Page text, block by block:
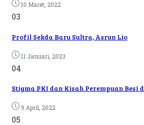
10 Maret, 2022
03
Profil Sekda Baru Sultra, Asrun Lio
11 Januari, 2023
04
Stigma PKI dan Kisah Perempuan Besi
9 April, 2022
05